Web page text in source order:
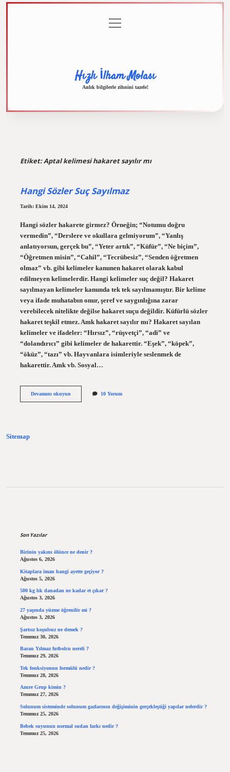
menüyü
aç
Hızlı İlham Molası
Anlık bilgilerle zihnini tazele!
Etiket:Aptal kelimesi hakaret sayılır mı
Hangi Sözler Suç Sayılmaz
Tarih: Ekim 14, 2024
Hangi sözler hakarete girmez? Örneğin; “Notumu doğru
vermedin”, “Derslere ve okullara gelmiyorum”, “Yanlış
anlatıyorsun, gerçek bu”, “Yeter artık”, “Küfür”, “Ne biçim”,
“Öğretmen misin”, “Cahil”, “Tecrübesiz”, “Senden öğretmen
olmaz” vb. gibi kelimeler kanunen hakaret olarak kabul
edilmeyen kelimelerdir. Hangi kelimeler suç değil? Hakaret
sayılmayan kelimeler kanunda tek tek sayılmamıştır. Bir kelime
veya ifade muhatabın onur, şeref ve saygınlığına zarar
verebilecek nitelikte değilse hakaret suçu değildir. Küfürlü sözler
hakaret teşkil etmez. Amk hakaret sayılır mı? Hakaret sayılan
kelimeler ve ifadeler: “Hırsız”, “rüşvetçi”, “adi” ve
“dolandırıcı” gibi kelimeler de hakarettir. “Eşek”, “köpek”,
“öküz”, “tazı” vb. Hayvanlara isimleriyle seslenmek de
hakarettir. Amk vb. Sosyal…
Devamını okuyunHangi
10 Yorum
Sitemap
Son Yazılar
Birinin yakını ölünce ne denir ?
Ağustos 6, 2026
Kitaplara iman hangi ayette geçiyor ?
Ağustos 5, 2026
500 kg lık danadan ne kadar et çıkar ?
Ağustos 3, 2026
27 yaşında yüzme öğrenilir mi ?
Ağustos 3, 2026
Şartsız koşulsuz ne demek ?
Temmuz 30, 2026
Baran Yılmaz futbolcu nereli ?
Temmuz 29, 2026
Tek fonksiyonun formülü nedir ?
Temmuz 28, 2026
Azure Grup kimin ?
Temmuz 27, 2026
Solunum sisteminde solunum gazlarının değişiminin gerçekleştiği yapılar nelerdir ?
Temmuz 25, 2026
Bebek suyunun normal sudan farkı nedir ?
Temmuz 25, 2026